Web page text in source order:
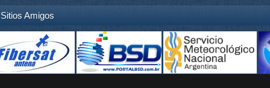
Sitios Amigos